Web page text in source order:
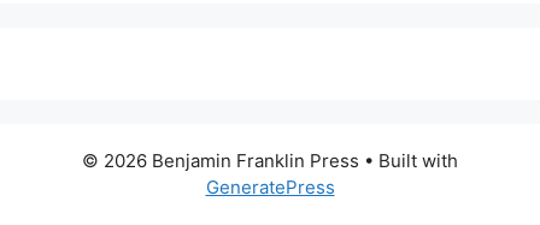
© 2026 Benjamin Franklin Press • Built with
GeneratePress